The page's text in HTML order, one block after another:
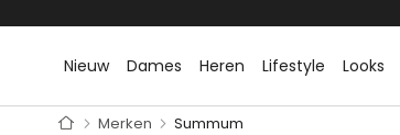
naar
Nieuw Dames Heren Lifestyle Looks
HomeMerken Summum